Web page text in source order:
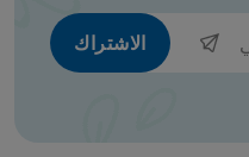
إضافة
الاشتراك